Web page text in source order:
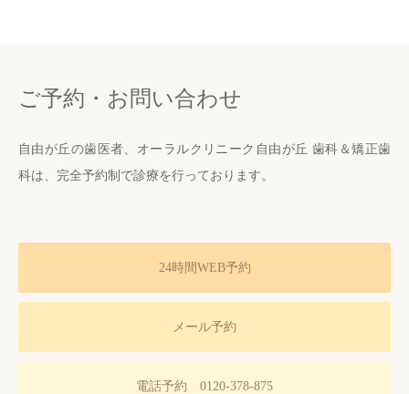
ご予約・お問い合わせ
自由が丘の歯医者、オーラルクリニーク自由が丘 歯科＆矯正歯
科は、完全予約制で診療を行っております。
24時間WEB予約
メール予約
電話予約 0120-378-875